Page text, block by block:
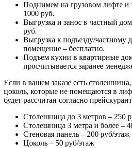
Поднимем на грузовом лифте и
1000 руб.
Выгрузка и занос в частный
руб.
Выгрузка к подъезду/частному
помещение – бесплатно.
Подъем кухни в квартирные
просчитывается заранее
Если в вашем заказе есть
цоколь, которые не помещаются в
будет рассчитан согласно
Столешница до 3 метров – 250
Столешница 3 метра и более –
Стеновая панель – 200 руб/этаж
Цоколь – 50 руб/этаж